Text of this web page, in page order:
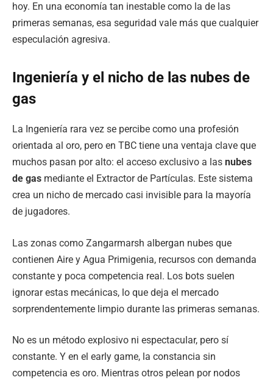
hoy. En una economía tan inestable como la de las
primeras semanas, esa seguridad vale más que cualquier
especulación agresiva.
Ingeniería y el nicho de las nubes de
gas
La Ingeniería rara vez se percibe como una profesión
orientada al oro, pero en TBC tiene una ventaja clave que
muchos pasan por alto: el acceso exclusivo a las nubes
de gas mediante el Extractor de Partículas. Este sistema
crea un nicho de mercado casi invisible para la mayoría
de jugadores.
Las zonas como Zangarmarsh albergan nubes que
contienen Aire y Agua Primigenia, recursos con demanda
constante y poca competencia real. Los bots suelen
ignorar estas mecánicas, lo que deja el mercado
sorprendentemente limpio durante las primeras semanas.
No es un método explosivo ni espectacular, pero sí
constante. Y en el early game, la constancia sin
competencia es oro. Mientras otros pelean por nodos